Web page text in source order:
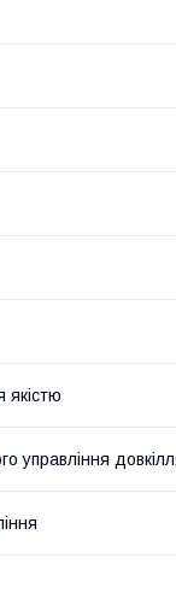
якістю
управління